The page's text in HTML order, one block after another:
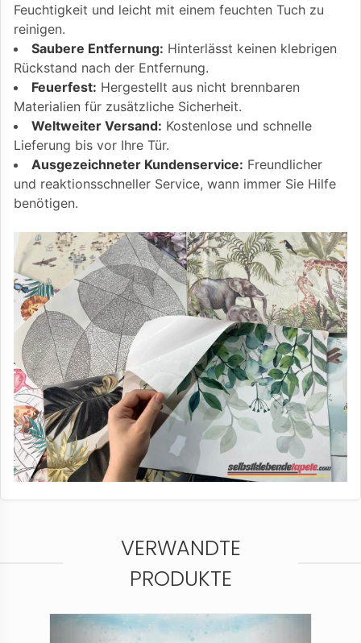
Feuchtigkeit und leicht mit einem feuchten Tuch zu
reinigen.
Saubere Entfernung: Hinterlässt keinen klebrigen
Rückstand nach der Entfernung.
Feuerfest: Hergestellt aus nicht brennbaren
Materialien für zusätzliche Sicherheit.
Weltweiter Versand: Kostenlose und schnelle
Lieferung bis vor Ihre Tür.
Ausgezeichneter Kundenservice: Freundlicher
und reaktionsschneller Service, wann immer Sie Hilfe
benötigen.
VERWANDTE
PRODUKTE